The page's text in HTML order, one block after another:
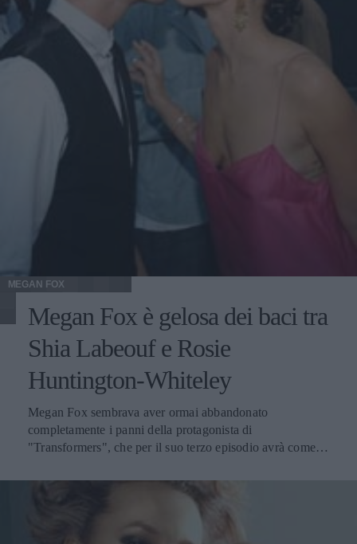
in Sardegna per conoscere i genitori di lei. Alcuni di voi
lettori mi hanno fatto notare che troppo spesso mi riferisco
alla Canalis chiamandola "escort", e per questo mi scuso.
Il moderatore del sito vuole che io smetta di definirla così
almeno fino a quando avremo la conferma che in passato
lo è stata, e che ha fatto uso di cocaina. È sempre la stessa
persona a commentare le immagini della coppia mano
nella mano durante questa piccola vacanza, ammettendo di
notare un'evidente intesa tra i due, merito soprattutto di
Elisabetta che, sempre secondo il parere di chi ha scritto
sarà veramente la fine di una lunga e, forse, immotivata,
battaglia contro la mora ex velina sarda.
MEGAN FOX
Megan Fox è gelosa dei baci tra
Shia Labeouf e Rosie
Huntington-Whiteley
Megan Fox sembrava aver ormai abbandonato
completamente i panni della protagonista di
"Transformers", che per il suo terzo episodio avrà come
bella moglie di Brian Austin Green sia scossa da un
brivido di invidia nei confronti della nuova star, che bacerà
Shia Labeouf. Come ci informa il The Sun, è la stessa
Megan a dichiarare i suoi sentimenti riguardo la sua